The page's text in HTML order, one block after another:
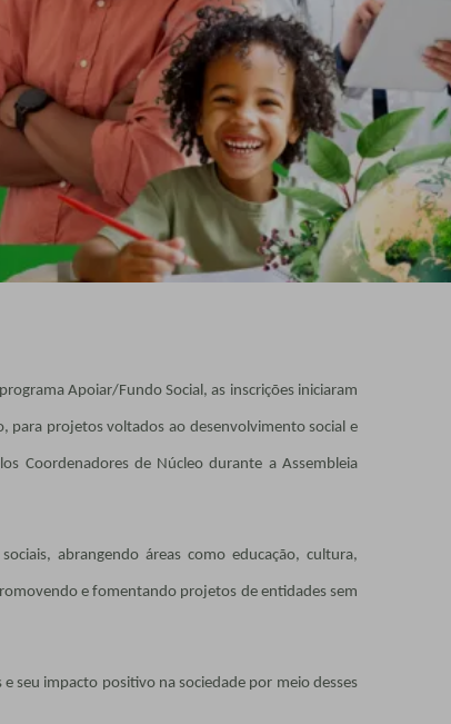
Apoiar/Fundo Social, as inscrições iniciaram
para projetos voltados ao desenvolvimento social e
Coordenadores de Núcleo durante a Assembleia
abrangendo áreas como educação, cultura,
e fomentando projetos de entidades sem
seu impacto positivo na sociedade por meio desses